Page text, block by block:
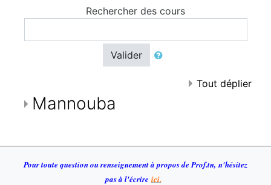
Rechercher des cours
Valider
Tout déplier
Mannouba
Pour toute question ou renseignement à propos de Prof.tn, n'hésitez
pas à l'écrire ici.